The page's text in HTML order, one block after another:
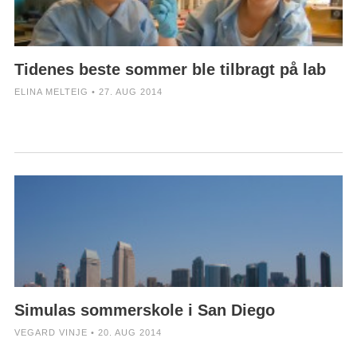
Tidenes beste sommer ble tilbragt på lab
ELINA MELTEIG • 27. AUG 2014
Simulas sommerskole i San Diego
VEGARD VINJE • 20. AUG 2014